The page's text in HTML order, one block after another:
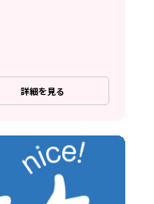
詳細を見る